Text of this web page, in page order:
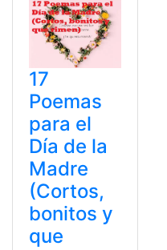
17
Poemas
para el
Día de la
Madre
(Cortos,
bonitos y
que